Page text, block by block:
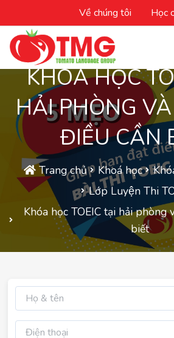
Về chúng tôi Học
KHÓA HỌC
HẢI PHÒNG
ĐIỀU CẦN
Trang chủ Khoá học
Lớp Luyện Thi
Khóa học TOEIC tại hải phòng
biết